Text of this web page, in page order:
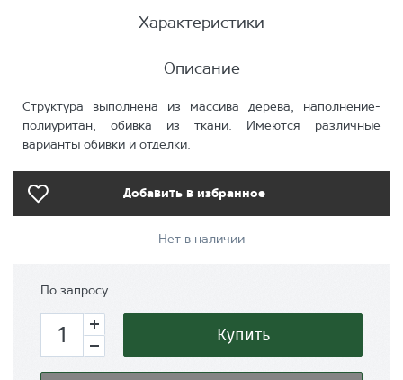
Характеристики
Описание
Структура выполнена из массива дерева, наполнение-
полиуритан, обивка из ткани. Имеются различные
варианты обивки и отделки.
Добавить в избранное
Нет в наличии
По запросу.
Купить